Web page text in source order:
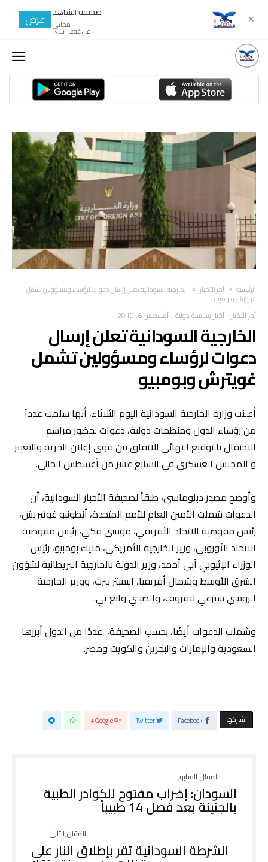
‫الرئيسية‬ آخر الأخبار
الخارجية السودانية تعلن إرسال دعوات لرؤساء ومسؤولين تشمل
غويترش وبومبيو
آخر الأخبار-أخبار سياسية دولية-أغسطس 6, 2019
الخارجية السودانية تعلن إرسال
دعوات لرؤساء ومسؤولين تشمل
غويترش وبومبيو
أعلنت وزارة الخارجية السودانية اليوم الثلاثاء، أنها سلمت عدداً
من رؤساء الدول ومنظمات دولية، دعوات لحضور مراسم
الاحتفال بالتوقيع النهائي للاتفاق بين قوى إعلان الحرية والتغيير
و المجلس العسكري في السابع عشر من أغسطس الحالي.
وأوضح مصدر دبلوماسي، طبقاً لصحيفة الأخبار السودانية، أن
الدعوات شملت الأمين العام للأمم المتحدة، أنطونيو غوتيريش،
رئيس مفوضية الاتحاد الأفريقي، موسى فكي، رئيس مفوضية
الاتحاد الأوروبي، وزير الخارجية الأمريكي، مايك بومبيو، رئيس
الوزراء الإثيوبي آبي أحمد، وزير الدولة بالخارجية البريطانية لشؤون
الشرق الأوسط وشمال أفريقيا، اليستر بيرت، ووزير الخارجية
الروسي سيرغي لافروف، والصيني وانغ يي.
وشملت الدعوات أيضًا، بحسب الصحيفة، عددًا من الدول أبرزها
السعودية والإمارات والبحرين والكويت ومصر.
‫‫ شاركها‬ Facebook
Twitter
Google+
السودان: إضراب مفتوح للكوادر الطبية
بالجنينة بعد فصل 14 طبيباً
الشرطة السودانية تقر بإطلاق النار على
✕ صحيفة الشاهد
مجانى
في غوغل بلاي
عرض